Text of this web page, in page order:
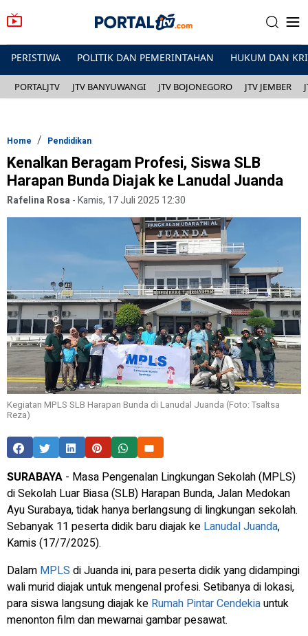
PERISTIWA POLITIK DAN PEMERINTAHAN HUKUM DAN
PORTALJTV JTV BANYUWANGI JTV BOJONEGORO JTV JEMBER
Home Pendidikan
Kenalkan Beragam Profesi, Siswa SLB
Harapan Bunda Diajak ke Lanudal Juanda
Rafelina Rosa-Kamis, 17 Juli 2025 12:30
Kegiatan MPLS SLB Harapan Bunda di Lanudal Juanda (Foto: Tsaltsa
Reza)
SURABAYA - Masa Pengenalan Lingkungan Sekolah (MPLS)
di Sekolah Luar Biasa (SLB) Harapan Bunda, Jalan Medokan
Ayu Surabaya, tidak hanya berlangsung di lingkungan sekolah.
Sebanyak 11 peserta didik baru diajak ke Lanudal Juanda,
Kamis (17/7/2025).
Dalam MPLS di Juanda ini, para peserta didik yang didampingi
wali murid diajak untuk mengenal profesi. Setibanya di lokasi,
para siswa langsung diajak ke Rumah Pintar Cendekiauntuk
menonton film dan mewarnai gambar pesawat.